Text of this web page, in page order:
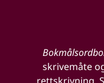
skrivemåte